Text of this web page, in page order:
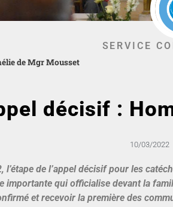
SERVICE
de Mgr Mousset
décisif :
10/03/2022
l’étape de l’appel décisifpour les
importante qui officialise devant la
et recevoir la première des